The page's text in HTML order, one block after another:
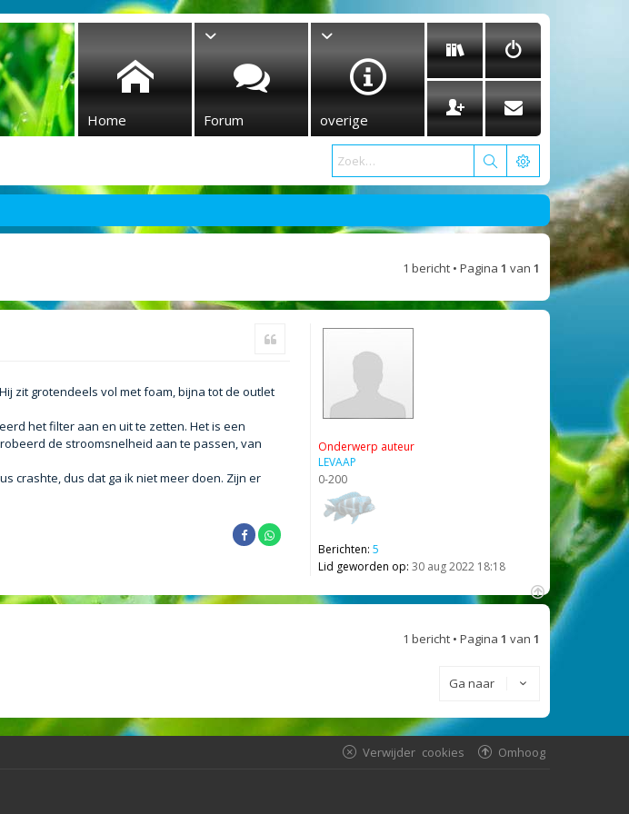
Home Forum overige
1 bericht • Pagina 1 van 1
Onderwerp auteur
LEVAAP
0-200
Berichten: 5
Lid geworden op: 30 aug 2022 18:18
zit grotendeels vol met foam, bijna tot de outlet
het filter aan en uit te zetten. Het is een
de stroomsnelheid aan te passen, van
crashte, dus dat ga ik niet meer doen. Zijn er
O
m
1 bericht • Pagina 1 van 1
Ga naar
Omhoog
Verwijder cookies